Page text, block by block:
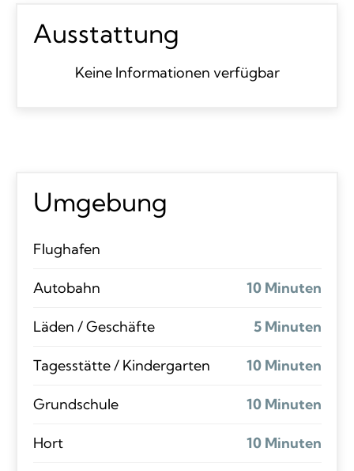
Ausstattung
Keine Informationen verfügbar
Umgebung
Flughafen
Autobahn 10 Minuten
Läden / Geschäfte 5 Minuten
Tagesstätte / Kindergarten 10 Minuten
Grundschule 10 Minuten
Hort 10 Minuten